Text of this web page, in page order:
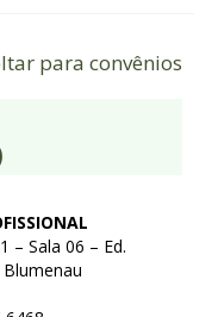
para convênios
– Sala 06 – Ed.